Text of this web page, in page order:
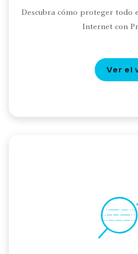
Descubra cómo proteger todo
Internet con
Ver el